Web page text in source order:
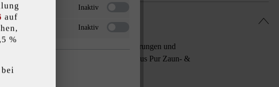
zur Geltung kommenden Schattierungen und
durch die spezielle Bauweise des Modulus Pur Zaun- &
Mauern gewählt werden.
Inaktiv
Inaktiv
auf
%